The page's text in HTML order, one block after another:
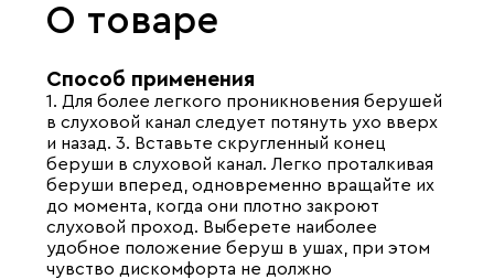
О товаре
Способ применения
1. Для более легкого проникновения берушей
в слуховой канал следует потянуть ухо вверх
и назад. 3. Вставьте скругленный конец
беруши в слуховой канал. Легко проталкивая
беруши вперед, одновременно вращайте их
до момента, когда они плотно закроют
слуховой проход. Выберете наиболее
удобное положение беруш в ушах, при этом
чувство дискомфорта не должно